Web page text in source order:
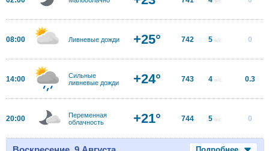
08:00 Ливневые дожди +25° 742 5 м/с 0
14:00
Сильные
ливневые дожди
+24° 743 4 м/с 0.3
20:00
Переменная
облачность
+21° 744 5 м/с 0